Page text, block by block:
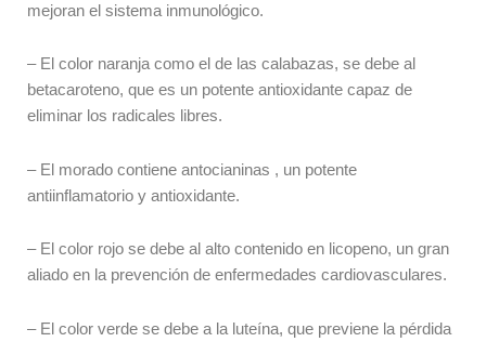
mejoran el sistema inmunológico.
– El color naranja como el de las calabazas, se debe al
betacaroteno, que es un potente antioxidante capaz de
eliminar los radicales libres.
– El morado contiene antocianinas , un potente
antiinflamatorio y antioxidante.
– El color rojo se debe al alto contenido en licopeno, un gran
aliado en la prevención de enfermedades cardiovasculares.
– El color verde se debe a la luteína, que previene la pérdida